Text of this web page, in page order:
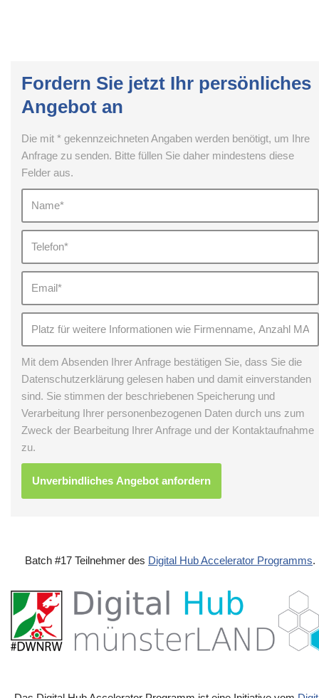
Fordern Sie jetzt Ihr persönliches
Angebot an
Die mit * gekennzeichneten Angaben werden benötigt, um Ihre
Anfrage zu senden. Bitte füllen Sie daher mindestens diese
Felder aus.
Mit dem Absenden Ihrer Anfrage bestätigen Sie, dass Sie die
Datenschutzerklärung gelesen haben und damit einverstanden
sind. Sie stimmen der beschriebenen Speicherung und
Verarbeitung Ihrer personenbezogenen Daten durch uns zum
Zweck der Bearbeitung Ihrer Anfrage und der Kontaktaufnahme
zu.
Batch #17 Teilnehmer des Digital Hub Accelerator Programms.